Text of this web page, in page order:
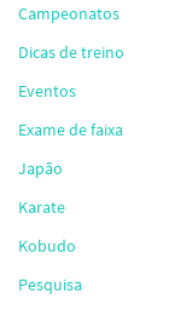
Campeonatos
Dicas de treino
Eventos
Exame de faixa
Japão
Karate
Kobudo
Pesquisa